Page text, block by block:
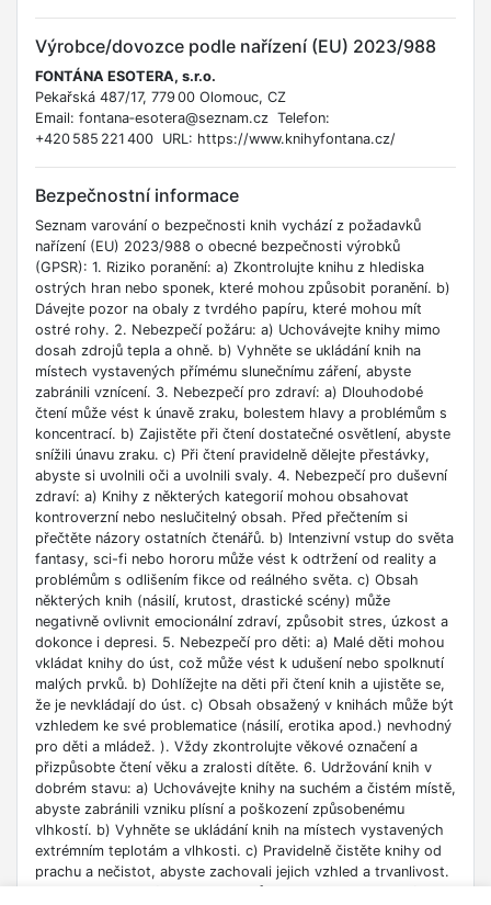
Výrobce/dovozce podle nařízení (EU) 2023/988
FONTÁNA ESOTERA, s.r.o.
Pekařská 487/17, 779 00 Olomouc, CZ
Email: fontana‑esotera@seznam.cz Telefon:
+420 585 221 400 URL: https://www.knihyfontana.cz/
Bezpečnostní informace
Seznam varování o bezpečnosti knih vychází z požadavků
nařízení (EU) 2023/988 o obecné bezpečnosti výrobků
(GPSR): 1. Riziko poranění: a) Zkontrolujte knihu z hlediska
ostrých hran nebo sponek, které mohou způsobit poranění. b)
Dávejte pozor na obaly z tvrdého papíru, které mohou mít
ostré rohy. 2. Nebezpečí požáru: a) Uchovávejte knihy mimo
dosah zdrojů tepla a ohně. b) Vyhněte se ukládání knih na
místech vystavených přímému slunečnímu záření, abyste
zabránili vznícení. 3. Nebezpečí pro zdraví: a) Dlouhodobé
čtení může vést k únavě zraku, bolestem hlavy a problémům s
koncentrací. b) Zajistěte při čtení dostatečné osvětlení, abyste
snížili únavu zraku. c) Při čtení pravidelně dělejte přestávky,
abyste si uvolnili oči a uvolnili svaly. 4. Nebezpečí pro duševní
zdraví: a) Knihy z některých kategorií mohou obsahovat
kontroverzní nebo neslučitelný obsah. Před přečtením si
přečtěte názory ostatních čtenářů. b) Intenzivní vstup do světa
fantasy, sci-fi nebo hororu může vést k odtržení od reality a
problémům s odlišením fikce od reálného světa. c) Obsah
některých knih (násilí, krutost, drastické scény) může
negativně ovlivnit emocionální zdraví, způsobit stres, úzkost a
dokonce i depresi. 5. Nebezpečí pro děti: a) Malé děti mohou
vkládat knihy do úst, což může vést k udušení nebo spolknutí
malých prvků. b) Dohlížejte na děti při čtení knih a ujistěte se,
že je nevkládají do úst. c) Obsah obsažený v knihách může být
vzhledem ke své problematice (násilí, erotika apod.) nevhodný
pro děti a mládež. ). Vždy zkontrolujte věkové označení a
přizpůsobte čtení věku a zralosti dítěte. 6. Udržování knih v
dobrém stavu: a) Uchovávejte knihy na suchém a čistém místě,
abyste zabránili vzniku plísní a poškození způsobenému
vlhkostí. b) Vyhněte se ukládání knih na místech vystavených
extrémním teplotám a vlhkosti. c) Pravidelně čistěte knihy od
prachu a nečistot, abyste zachovali jejich vzhled a trvanlivost.